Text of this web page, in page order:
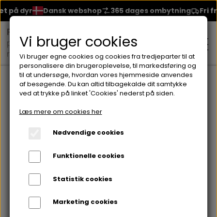
dyr Dansk webshop 365 dages ombytning Fri
MAKEUP
ANSIGT
FOUNDATION
BLUSH
BRYN
GEL
ØJNE
HUDPLEJE
ØJENCREME
HÅRPLEJE
SHAMPOO
Forside Brands Seventeen Neglelakker fra Seventeen
Vi bruger cookies
Vi bruger egne cookies og cookies fra tredjeparter til at
personalisere din brugeroplevelse, til markedsføring og
til at undersøge, hvordan vores hjemmeside anvendes
af besøgende. Du kan altid tilbagekalde dit samtykke
ved at trykke på linket 'Cookies' nederst på siden.
Læs mere om cookies her
Nødvendige cookies
Funktionelle cookies
Statistik cookies
Marketing cookies